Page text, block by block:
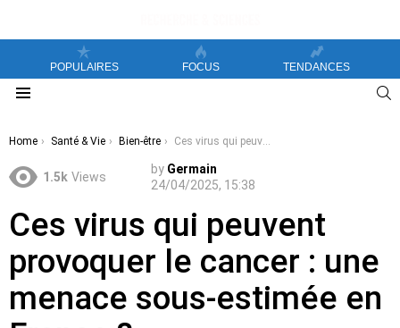
POPULAIRES FOCUS TENDANCES
You are here:
Home Santé & Vie Bien-être Ces virus qui peuvent provoquer le cancer : une menace sous-estimée en France ?
1.5k Views
by Germain
24/04/2025, 15:38
Ces virus qui peuvent
provoquer le cancer : une
menace sous-estimée en